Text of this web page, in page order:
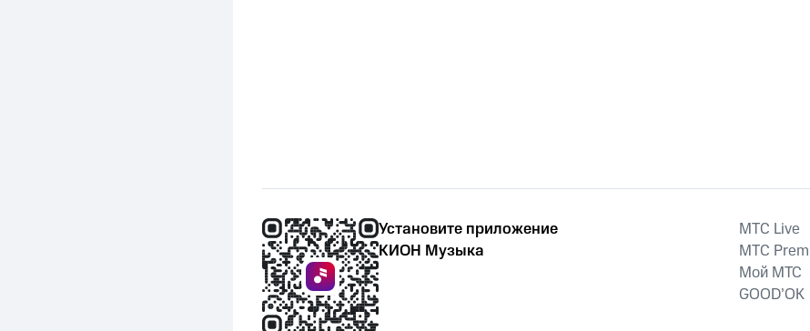
Установите приложение
КИОН Музыка
MTС Live
MTС
Мой МТС
GOOD’OK